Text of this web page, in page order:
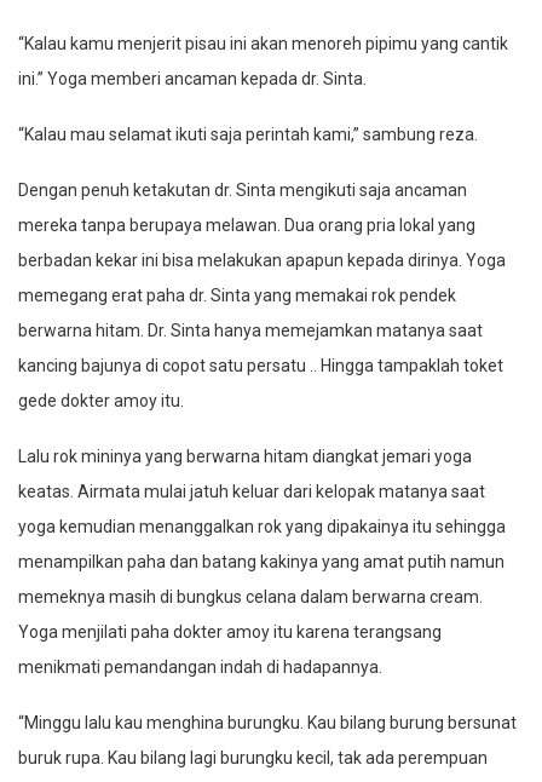
“Kalau kamu menjerit pisau ini akan menoreh pipimu yang cantik
ini.” Yoga memberi ancaman kepada dr. Sinta.
“Kalau mau selamat ikuti saja perintah kami,” sambung reza.
Dengan penuh ketakutan dr. Sinta mengikuti saja ancaman
mereka tanpa berupaya melawan. Dua orang pria lokal yang
berbadan kekar ini bisa melakukan apapun kepada dirinya. Yoga
memegang erat paha dr. Sinta yang memakai rok pendek
berwarna hitam. Dr. Sinta hanya memejamkan matanya saat
kancing bajunya di copot satu persatu .. Hingga tampaklah toket
gede dokter amoy itu.
Lalu rok mininya yang berwarna hitam diangkat jemari yoga
keatas. Airmata mulai jatuh keluar dari kelopak matanya saat
yoga kemudian menanggalkan rok yang dipakainya itu sehingga
menampilkan paha dan batang kakinya yang amat putih namun
memeknya masih di bungkus celana dalam berwarna cream.
Yoga menjilati paha dokter amoy itu karena terangsang
menikmati pemandangan indah di hadapannya.
“Minggu lalu kau menghina burungku. Kau bilang burung bersunat
buruk rupa. Kau bilang lagi burungku kecil, tak ada perempuan